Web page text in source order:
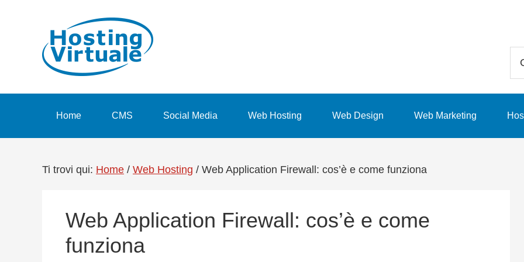
navigazione
contenuto
principale
Home CMS Social Media Web Hosting Web Design Web Marketing
Ti trovi qui: Home / Web Hosting / Web Application Firewall: cos’è e come funziona
Web Application Firewall: cos’è e come
funziona